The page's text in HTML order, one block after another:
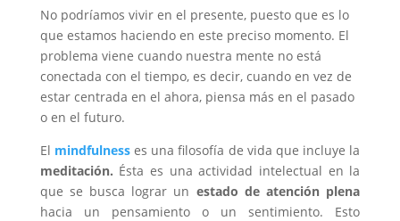
No podríamos vivir en el presente, puesto que es lo
que estamos haciendo en este preciso momento. El
problema viene cuando nuestra mente no está
conectada con el tiempo, es decir, cuando en vez de
estar centrada en el ahora, piensa más en el pasado
o en el futuro.
El mindfulnesses una filosofía de vida que incluye la
meditación. Ésta es una actividad intelectual en la
que se busca lograr un estado de atención plena
hacia un pensamiento o un sentimiento. Esto